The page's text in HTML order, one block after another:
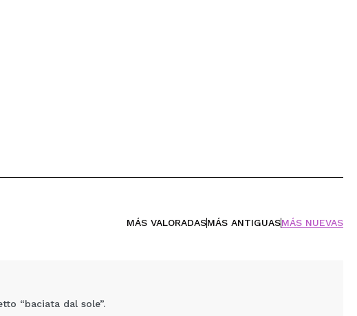
MÁS VALORADASMÁS ANTIGUASMÁS NUEVAS
“baciata dal sole”.